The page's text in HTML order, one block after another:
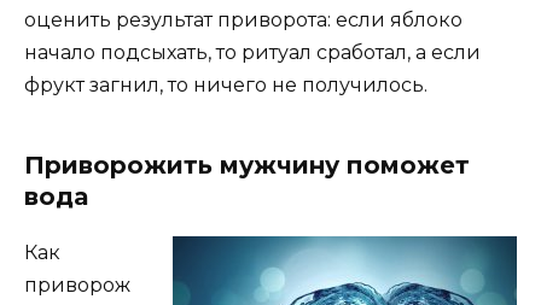
оценить результат приворота: если яблоко
начало подсыхать, то ритуал сработал, а если
фрукт загнил, то ничего не получилось.
Приворожить мужчину поможет
вода
Как
приворож